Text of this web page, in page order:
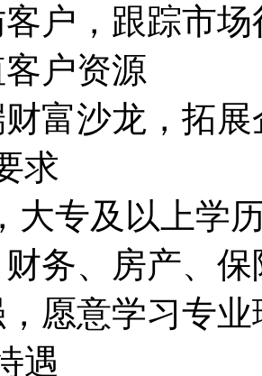
户，跟踪市
户资源
富沙龙，拓
求
大专及以上学
务、房产、
，愿意学习专
遇